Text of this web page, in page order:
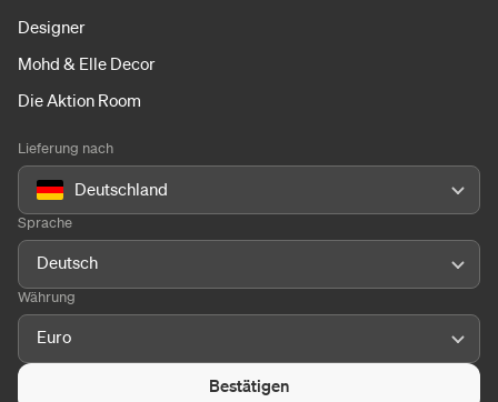
Designer
Mohd & Elle Decor
Die Aktion Room
Lieferung nach
Deutschland
Sprache
Deutsch
Währung
Euro
Bestätigen